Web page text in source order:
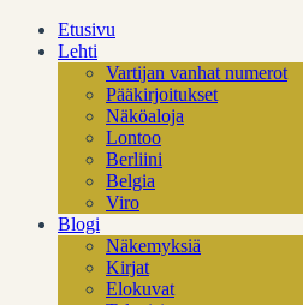
Etusivu
Lehti
Vartijan vanhat numerot
Pääkirjoitukset
Näköaloja
Lontoo
Berliini
Belgia
Viro
Blogi
Näkemyksiä
Kirjat
Elokuvat